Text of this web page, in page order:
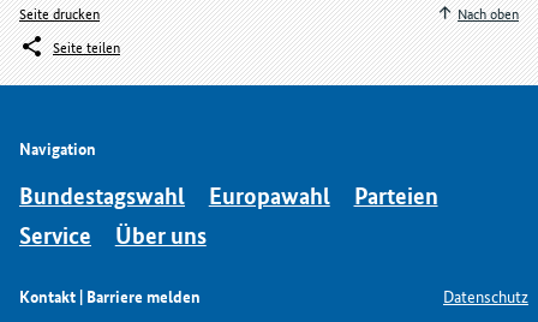
Seite drucken
Seite teilen
Nach oben
Navigation
Bundestagswahl Europawahl
Parteien
Service
Über uns
Kontakt | Barriere melden
Datenschutz